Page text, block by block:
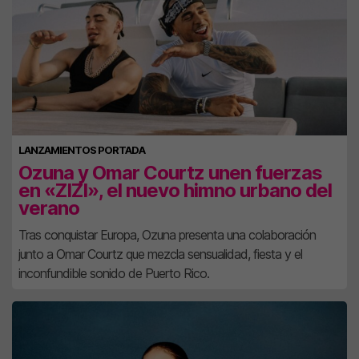
LANZAMIENTOS PORTADA
Ozuna y Omar Courtz unen fuerzas
en «ZIZI», el nuevo himno urbano del
verano
Tras conquistar Europa, Ozuna presenta una colaboración
junto a Omar Courtz que mezcla sensualidad, fiesta y el
inconfundible sonido de Puerto Rico.